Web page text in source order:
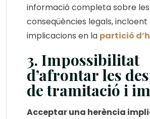
informació completa sobre les
conseqüències legals, incloent
implicacions en la partició
3. Impossibilitat
d’afrontar les
de tramitació i
Acceptar una herència